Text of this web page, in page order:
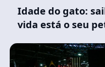
Idade do gato:
vida está o seu